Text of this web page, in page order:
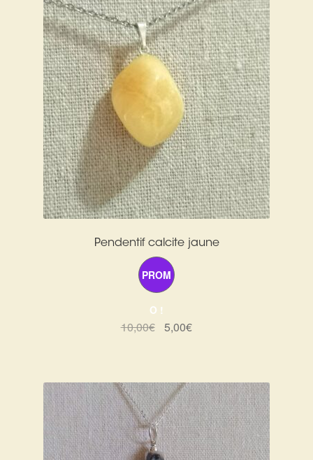
Pendentif calcite jaune
PROM
O !
10,00€ Le
était :
10,00€.
5,00€Le
est :
5,00€.